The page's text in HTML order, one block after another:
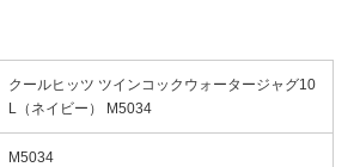
クールヒッツ ツインコックウォータージャグ10
L（ネイビー） M5034
M5034